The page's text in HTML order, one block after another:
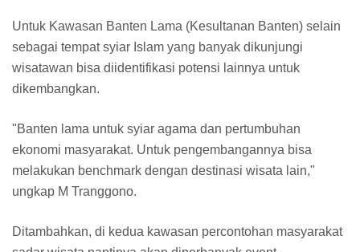
Untuk Kawasan Banten Lama (Kesultanan Banten) selain
sebagai tempat syiar Islam yang banyak dikunjungi
wisatawan bisa diidentifikasi potensi lainnya untuk
dikembangkan.
"Banten lama untuk syiar agama dan pertumbuhan
ekonomi masyarakat. Untuk pengembangannya bisa
melakukan benchmark dengan destinasi wisata lain,"
ungkap M Tranggono.
Ditambahkan, di kedua kawasan percontohan masyarakat